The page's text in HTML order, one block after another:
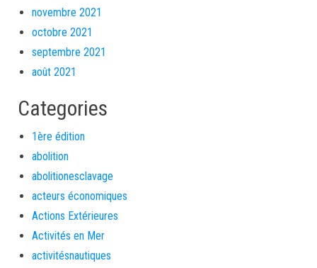
novembre 2021
octobre 2021
septembre 2021
août 2021
Categories
1ère édition
abolition
abolitionesclavage
acteurs économiques
Actions Extérieures
Activités en Mer
activitésnautiques